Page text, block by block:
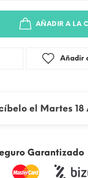
AÑADIR A LA
Añadir
el Martes 18
Garantizado